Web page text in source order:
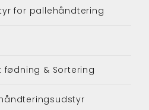
for pallehåndtering
& Sortering